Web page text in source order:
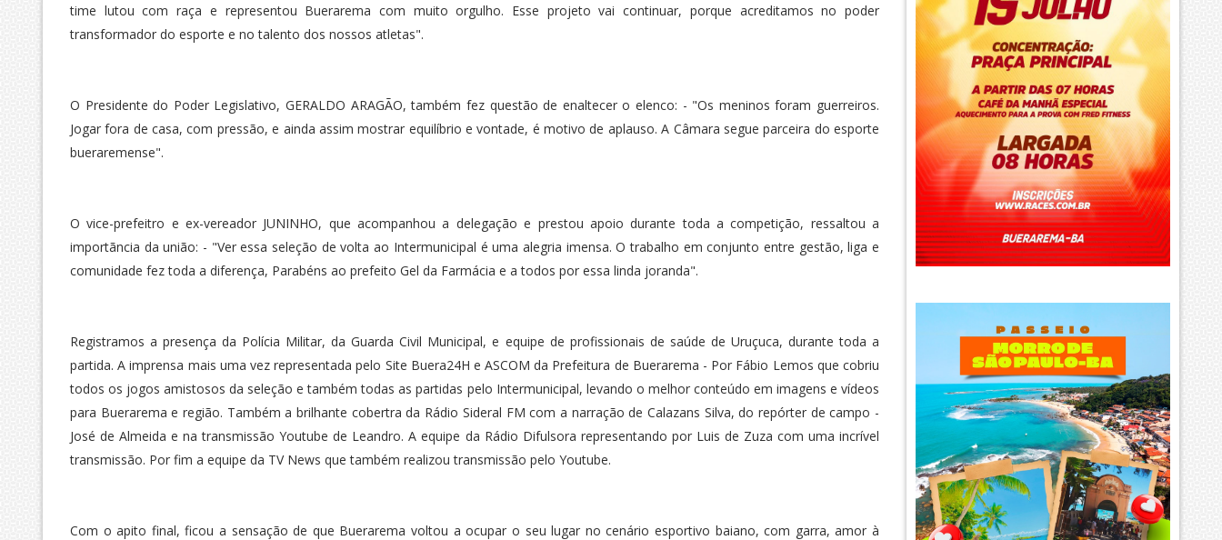
time lutou com raça e representou Buerarema com muito orgulho. Esse projeto vai continuar, porque acreditamos no poder
transformador do esporte e no talento dos nossos atletas".
O Presidente do Poder Legislativo, GERALDO ARAGÃO, também fez questão de enaltecer o elenco: - "Os meninos foram guerreiros.
Jogar fora de casa, com pressão, e ainda assim mostrar equilíbrio e vontade, é motivo de aplauso. A Câmara segue parceira do esporte
bueraremense".
O vice-prefeitro e ex-vereador JUNINHO, que acompanhou a delegação e prestou apoio durante toda a competição, ressaltou a
importãncia da união: - "Ver essa seleção de volta ao Intermunicipal é uma alegria imensa. O trabalho em conjunto entre gestão, liga e
comunidade fez toda a diferença, Parabéns ao prefeito Gel da Farmácia e a todos por essa linda joranda".
Registramos a presença da Polícia Militar, da Guarda Civil Municipal, e equipe de profissionais de saúde de Uruçuca, durante toda a
partida. A imprensa mais uma vez representada pelo Site Buera24H e ASCOM da Prefeitura de Buerarema - Por Fábio Lemos que cobriu
todos os jogos amistosos da seleção e também todas as partidas pelo Intermunicipal, levando o melhor conteúdo em imagens e vídeos
para Buerarema e região. Também a brilhante cobertra da Rádio Sideral FM com a narração de Calazans Silva, do repórter de campo -
José de Almeida e na transmissão Youtube de Leandro. A equipe da Rádio Difulsora representando por Luis de Zuza com uma incrível
transmissão. Por fim a equipe da TV News que também realizou transmissão pelo Youtube.
Com o apito final, ficou a sensação de que Buerarema voltou a ocupar o seu lugar no cenário esportivo baiano, com garra, amor à